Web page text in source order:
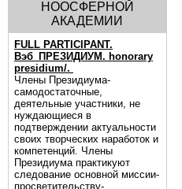
НООСФЕРНОЙ
АКАДЕМИИ
FULL PARTICIPANT.
Вэб_ПРЕЗИДИУМ. honorary
presidium/.
Члены Президиума-
самодостаточные,
деятельные участники, не
нуждающиеся в
подтверждении актуальности
своих творческих наработок и
компетенций. Члены
Президиума практикуют
следование основной миссии-
просветительству-